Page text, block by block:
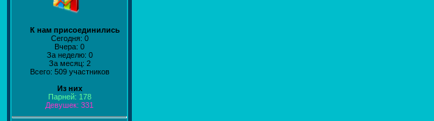
К нам присоединились
Сегодня: 0
Вчера: 0
За неделю: 0
За месяц: 2
Всего: 509 участников
Из них
Парней: 178
Девушек: 331